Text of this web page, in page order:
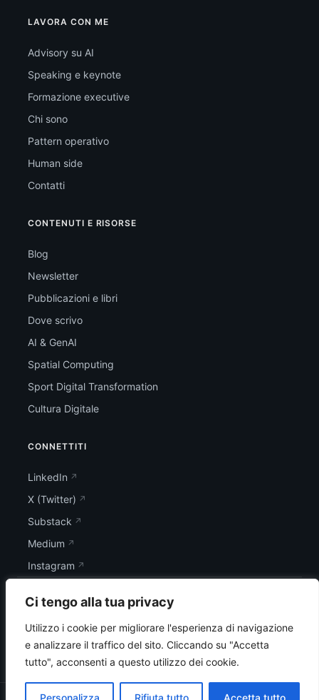
Ci tengo alla tua privacy
Utilizzo i cookie per migliorare l'esperienza di navigazione
e analizzare il traffico del sito. Cliccando su "Accetta
tutto", acconsenti a questo utilizzo dei cookie.
Personalizza Rifiuta tutto Accetta tutto
LAVORA CON ME
Advisory su AI
Speaking e keynote
Formazione executive
Chi sono
Pattern operativo
Human side
Contatti
CONTENUTI E RISORSE
Blog
Newsletter
Pubblicazioni e libri
Dove scrivo
AI & GenAI
Spatial Computing
Sport Digital Transformation
Cultura Digitale
CONNETTITI
LinkedIn
X (Twitter)
Substack
Medium
Instagram